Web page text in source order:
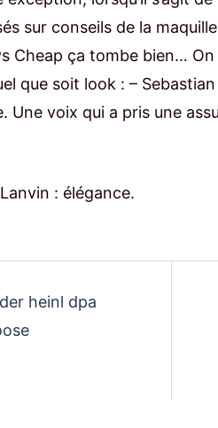
sur conseils de la
Cheap ça tombe bien…
que soit look : –
Une voix qui a pris une
: élégance.
heinl dpa